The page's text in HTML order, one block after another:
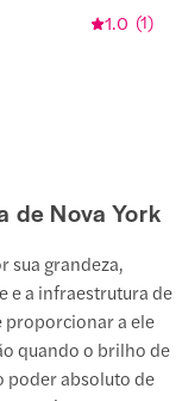
1.0 (1)
de Nova York
sua grandeza,
e a infraestrutura de
proporcionar a ele
quando o brilho de
poder absoluto de